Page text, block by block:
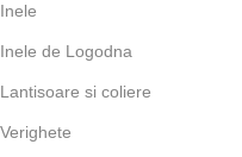
Inele
Inele de Logodna
Lantisoare si coliere
Verighete